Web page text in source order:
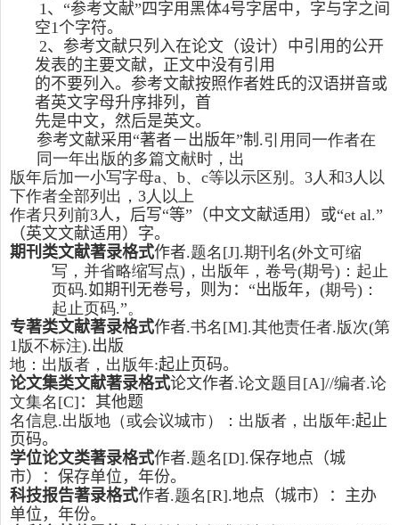
1、“参考文献”四字用黑体4号字居中，字与字之间
空1个字符。
2、参考文献只列入在论文（设计）中引用的公开
发表的主要文献，正文中没有引用
的不要列入。 参考文献按照作者姓氏的汉语拼音或
者英文字母升序排列， 首
先是中文，然后是英文。
参考文献采用 “著者－出版年”制 .引用同一作者在
同一年出版的多篇文献时，出
版年后加一小写字母a、 b、 c等以示区别。 3人和3人以
下作者全部列出， 3人以上
作者只列前3人，后写“等” （中文文献适用）或“et al.”
（英文文献适用） 字。
期刊类文献著录格式作者.题名 [J].期刊名(外文可缩
写，并省略缩写点) ，出版年，卷号(期号) ：起止
页码.如期刊无卷号，则为：“出版年，(期号) ：
起止页码.”。
专著类文献著录格式作者.书名 [M].其他责任者.版次(第
1版不标注).出版
地：出版者，出版年:起止页码。
论文集类文献著录格式论文作者.论文题目 [A]//编者.论
文集名 [C] ：其他题
名信息.出版地（或会议城市）：出版者，出版年:起止
页码。
学位论文类著录格式作者.题名 [D].保存地点（城
市）：保存单位，年份。
科技报告著录格式作者.题名 [R].地点（城市）：主办
单位，年份。